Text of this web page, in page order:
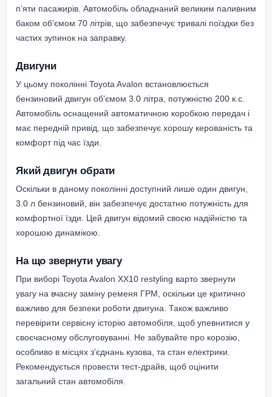
п’яти пасажирів. Автомобіль обладнаний великим паливним
баком об’ємом 70 літрів, що забезпечує тривалі поїздки без
частих зупинок на заправку.
Двигуни
У цьому поколінні Toyota Avalon встановлюється
бензиновий двигун об’ємом 3.0 літра, потужністю 200 к.с.
Автомобіль оснащений автоматичною коробкою передач і
має передній привід, що забезпечує хорошу керованість та
комфорт під час їзди.
Який двигун обрати
Оскільки в даному поколінні доступний лише один двигун,
3.0 л бензиновий, він забезпечує достатню потужність для
комфортної їзди. Цей двигун відомий своєю надійністю та
хорошою динамікою.
На що звернути увагу
При виборі Toyota Avalon XX10 restyling варто звернути
увагу на вчасну заміну ременя ГРМ, оскільки це критично
важливо для безпеки роботи двигуна. Також важливо
перевірити сервісну історію автомобіля, щоб упевнитися у
своєчасному обслуговуванні. Не забувайте про корозію,
особливо в місцях з'єднань кузова, та стан електрики.
Рекомендується провести тест-драйв, щоб оцінити
загальний стан автомобіля.